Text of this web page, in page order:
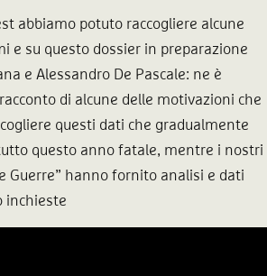
abbiamo potuto raccogliere alcune
e su questo dossier in preparazione
e Alessandro De Pascale: ne è
di alcune delle motivazioni che
questi dati che gradualmente
questo anno fatale, mentre i nostri
Guerre” hanno fornito analisi e dati
inchieste